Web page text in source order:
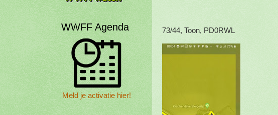
73/44, Toon, PD0RWL
WWFF Agenda
Meld je activatie hier!